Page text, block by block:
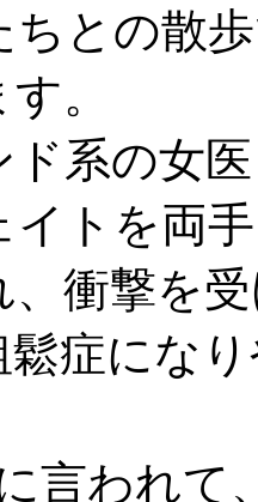
との散
。
ド系の女
イトを両
、衝撃を
鬆症にな
言われて